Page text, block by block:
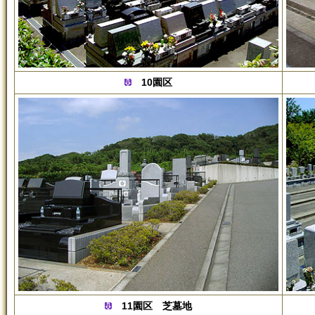
10園区
11園区 芝墓地